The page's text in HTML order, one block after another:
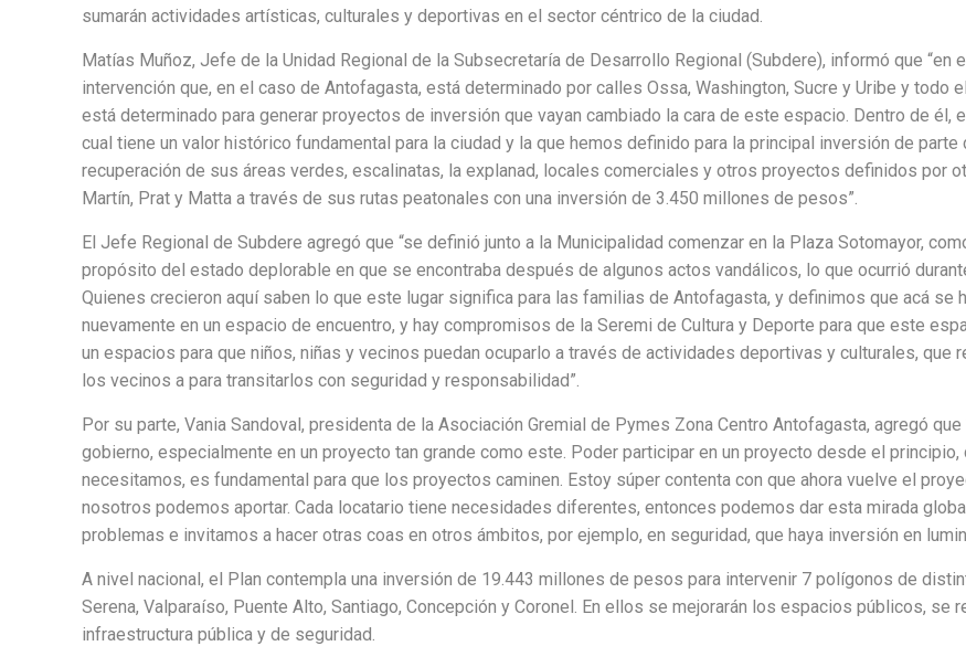
sumarán actividades artísticas, culturales y deportivas en el sector céntrico de la ciudad.
Matías Muñoz, Jefe de la Unidad Regional de la Subsecretaría de Desarrollo Regional (Subdere), informó que
intervención que, en el caso de Antofagasta, está determinado por calles Ossa, Washington, Sucre y Uribe y
está determinado para generar proyectos de inversión que vayan cambiado la cara de este espacio. Dentro de
cual tiene un valor histórico fundamental para la ciudad y la que hemos definido para la principal inversión de
recuperación de sus áreas verdes, escalinatas, la explanad, locales comerciales y otros proyectos definidos por
Martín, Prat y Matta a través de sus rutas peatonales con una inversión de 3.450 millones de pesos”.
El Jefe Regional de Subdere agregó que “se definió junto a la Municipalidad comenzar en la Plaza Sotomayor,
propósito del estado deplorable en que se encontraba después de algunos actos vandálicos, lo que ocurrió
Quienes crecieron aquí saben lo que este lugar significa para las familias de Antofagasta, y definimos que acá
nuevamente en un espacio de encuentro, y hay compromisos de la Seremi de Cultura y Deporte para que este
un espacios para que niños, niñas y vecinos puedan ocuparlo a través de actividades deportivas y culturales,
los vecinos a para transitarlos con seguridad y responsabilidad”.
Por su parte, Vania Sandoval, presidenta de la Asociación Gremial de Pymes Zona Centro Antofagasta, agregó
gobierno, especialmente en un proyecto tan grande como este. Poder participar en un proyecto desde el
necesitamos, es fundamental para que los proyectos caminen. Estoy súper contenta con que ahora vuelve el
nosotros podemos aportar. Cada locatario tiene necesidades diferentes, entonces podemos dar esta mirada
problemas e invitamos a hacer otras coas en otros ámbitos, por ejemplo, en seguridad, que haya inversión en
A nivel nacional, el Plan contempla una inversión de 19.443 millones de pesos para intervenir 7 polígonos de
Serena, Valparaíso, Puente Alto, Santiago, Concepción y Coronel. En ellos se mejorarán los espacios públicos, se
infraestructura pública y de seguridad.